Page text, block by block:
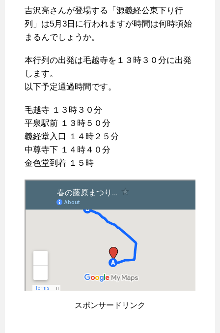
吉沢亮さんが登場する「源義経公東下り行
列」は5月3日に行われますが時間は何時頃始
まるんでしょうか。
本行列の出発は毛越寺を１３時３０分に出発
します。
以下予定通過時間です。
毛越寺 １３時３０分
平泉駅前 １３時５０分
義経堂入口 １４時２５分
中尊寺下 １４時４０分
金色堂到着 １５時
スポンサードリンク